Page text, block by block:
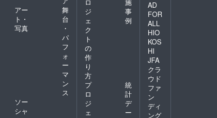
アー
ト・
写真
舞
台
・
パ
フ
ォ
ー
マ
ン
ス
ソー
シャ
ロ
ジ
ェ
ク
ト
の
作
り
方
施
事
例
プ
ロ
ジ
ェ
統
計
デ
ー
AD
FOR
ALL
HIO
KOS
HI
JFA
クラ
ウド
ファ
ン
ディ
ング